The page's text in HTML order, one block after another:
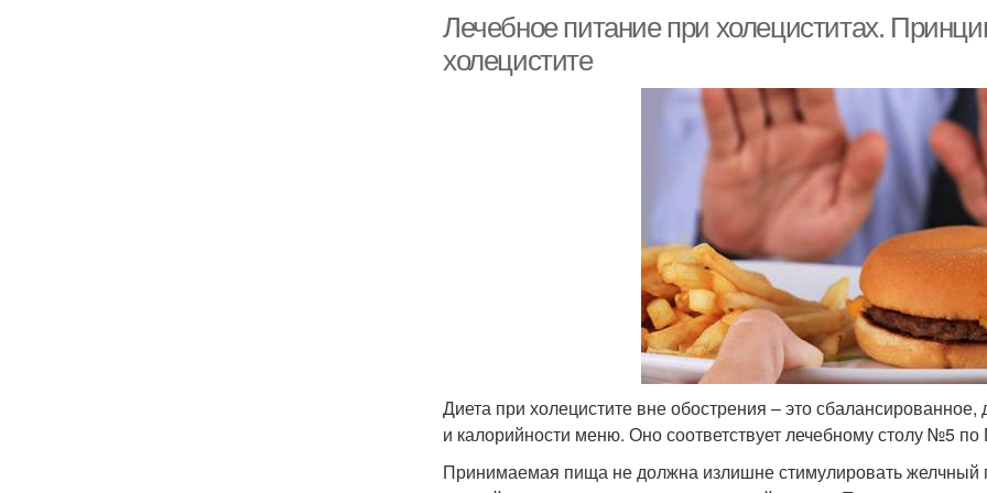
Лечебное питание при холециститах.
холецистите
Диета при холецистите вне обострения – это
и калорийности меню. Оно соответствует лечебному столу №5 по
Принимаемая пища не должна излишне стимулировать желчный